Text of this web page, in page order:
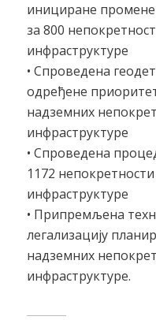
инициране промене
за 800
инфраструктуре
• Спроведена
одређене
надземних
инфраструктуре
• Спроведена
1172
инфраструктуре
• Припремљена
легализацију
надземних
инфраструктуре.